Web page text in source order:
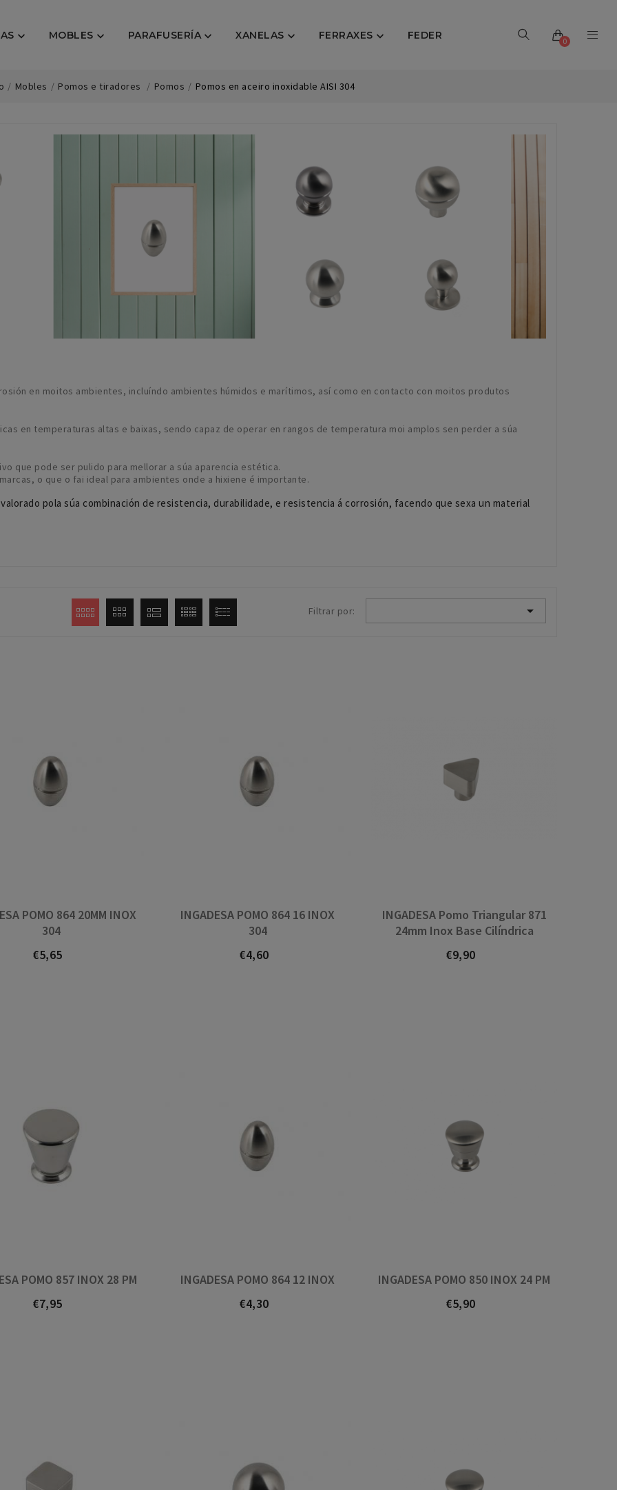
 MOBLES  PARAFUSERÍA XANELAS  FERRAXES  FEDER 0
Mobles Pomos e tiradores Pomos Pomos en aceiro inoxidable AISI 304
Great people, very helpful,
Se non o atopas aquí, é que
non o hai
en moitos ambientes, incluíndo ambientes húmidos e marítimos, así como en contacto con moitos produtos
en temperaturas altas e baixas, sendo capaz de operar en rangos de temperatura moi amplos sen perder a súa
que pode ser pulido para mellorar a súa aparencia estética.
o que o fai ideal para ambientes onde a hixiene é importante.
pola súa combinación de resistencia, durabilidade, e resistencia á corrosión, facendo que sexa un material
Filtrar por: 
POMO 864 20MM INOX
304
Prezo
€5,65
INGADESA POMO 864 16 INOX
304
Prezo
€4,60
INGADESA Pomo Triangular 871
24mm Inox Base Cilíndrica
Prezo
€9,90
POMO 857 INOX 28 PM
Prezo
€7,95
INGADESA POMO 864 12 INOX
Prezo
€4,30
INGADESA POMO 850 INOX 24 PM
Prezo
€5,90